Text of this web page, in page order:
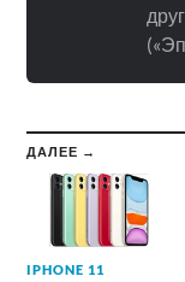
ДАЛЕЕ →
IPHONE 11